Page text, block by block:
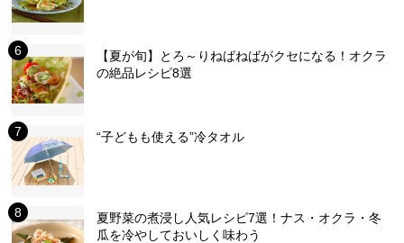
【夏が旬】とろ～りねばねばがクセになる！オクラ
の絶品レシピ8選
“子どもも使える”冷タオル
夏野菜の煮浸し人気レシピ7選！ナス・オクラ・冬
瓜を冷やしておいしく味わう